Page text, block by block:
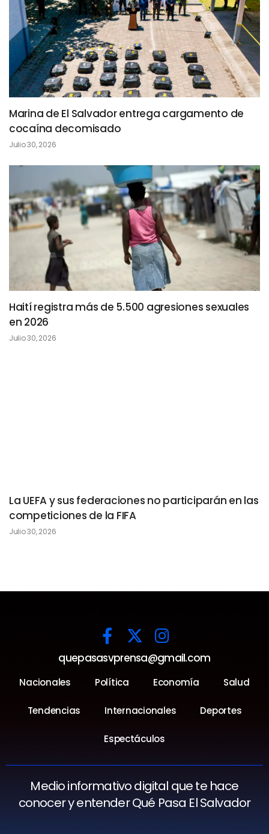
Marina de El Salvador entrega cargamento de
cocaína decomisado
Julio 30, 2026
Haití registra más de 5.500 agresiones sexuales
en 2026
Julio 30, 2026
La UEFA y sus federaciones no participarán en las
competiciones de la FIFA
Julio 30, 2026
quepasasvprensa@gmail.com
Nacionales Política Economía Salud
Tendencias Internacionales Deportes
Espectáculos
Medio informativo digital que te hace
conocer y entender Qué Pasa El Salvador